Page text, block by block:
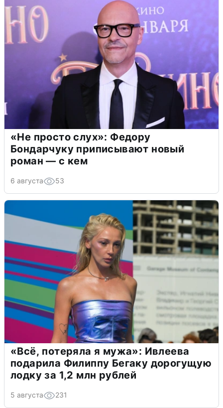
«Не просто слух»: Федору
Бондарчуку приписывают новый
роман — с кем
6 августа 53
«Всё, потеряла я мужа»: Ивлеева
подарила Филиппу Бегаку дорогущую
лодку за 1,2 млн рублей
5 августа 231